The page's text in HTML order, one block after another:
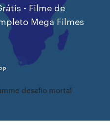
- Filme de
Mega Filmes
desafio mortal